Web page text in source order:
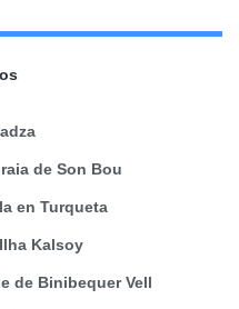
de Son Bou
en Turqueta
Kalsoy
de Binibequer Vell